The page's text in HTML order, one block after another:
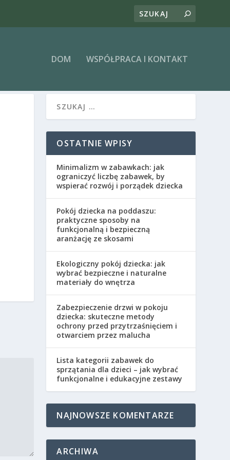
DOM WSPÓŁPRACA I KONTAKT
OSTATNIE WPISY
Minimalizm w zabawkach: jak
ograniczyć liczbę zabawek, by
wspierać rozwój i porządek dziecka
Pokój dziecka na poddaszu:
praktyczne sposoby na
funkcjonalną i bezpieczną
aranżację ze skosami
Ekologiczny pokój dziecka: jak
wybrać bezpieczne i naturalne
materiały do wnętrza
Zabezpieczenie drzwi w pokoju
dziecka: skuteczne metody
ochrony przed przytrzaśnięciem i
otwarciem przez malucha
Lista kategorii zabawek do
sprzątania dla dzieci – jak wybrać
funkcjonalne i edukacyjne zestawy
NAJNOWSZE KOMENTARZE
ARCHIWA